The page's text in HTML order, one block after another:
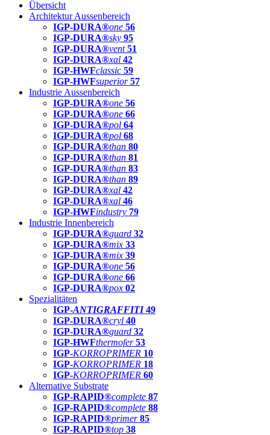
Übersicht
Architektur Aussenbereich
IGP-DURA®one 56
IGP-DURA®sky 95
IGP-DURA®vent 51
IGP-DURA®xal 42
IGP-HWFclassic 59
IGP-HWFsuperior 57
Industrie Aussenbereich
IGP-DURA®one 56
IGP-DURA®one 66
IGP-DURA®pol 64
IGP-DURA®pol 68
IGP-DURA®than 80
IGP-DURA®than 81
IGP-DURA®than 83
IGP-DURA®than 89
IGP-DURA®xal 42
IGP-DURA®xal 46
IGP-HWFindustry 79
Industrie Innenbereich
IGP-DURA®guard 32
IGP-DURA®mix 33
IGP-DURA®mix 39
IGP-DURA®one 56
IGP-DURA®one 66
IGP-DURA®pox 02
Spezialitäten
IGP-ANTIGRAFFITI49
IGP-DURA®cryl 40
IGP-DURA®guard 32
IGP-HWFthermofer 53
IGP-KORROPRIMER 10
IGP-KORROPRIMER 18
IGP-KORROPRIMER 60
Alternative Substrate
IGP-RAPID®complete 87
IGP-RAPID®complete 88
IGP-RAPID®primer 85
IGP-RAPID®top 38